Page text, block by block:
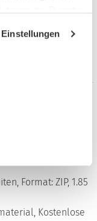
Einstellungen
meistern -
Format: ZIP, 1.85
Kostenlose